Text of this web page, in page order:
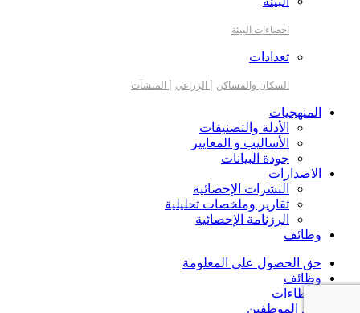
احصاءات البيئة
تعدادات
السكان والمساكن | الزراعي | المنشآت
المنهجيات
الأدلة والتصنيفات
الأساليب و المعايير
جودة البيانات
الاصدارات
النشرات الإحصائية
تقارير وملخصات تحليلية
الرزنامة الإحصائية
وظائف
حق الحصول على المعلومة
وظائف
العطاءات
بريد الموظفين